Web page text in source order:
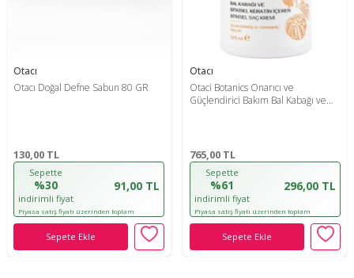
Otacı
Otacı Doğal Defne Sabun 80 GR
130,00 TL
Sepette
%30
indirimli fiyat
91,00 TL
Piyasa satış fiyatı üzerinden toplam
indirim oranıdır!
Sepete Ekle
Otacı
Otaci Botanics Onarıcı ve
Güçlendirici Bakım Bal Kabağı ve
765,00 TL
Sepette
%61
indirimli fiyat
296,00 TL
Piyasa satış fiyatı üzerinden toplam
indirim oranıdır!
Sepete Ekle